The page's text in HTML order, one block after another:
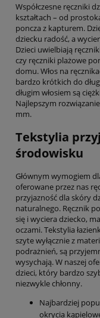
Współczesne ręczniki
kształtach – od
poncza z kapturem.
dziecku radość, a
Dzieci uwielbiają
czy ręczniki plażowe
domu. Włos na
bardzo krótkich do
długim włosiem są
Najlepszym
mm.
Tekstylia
środowisku
Głównym wymogiem
oferowane przez nas
przyjazność dla skóry
naturalnego. Ręcznik
się i wyciera dziecko,
oczami. Tekstylia
szyte wyłącznie z
podrażnień, są
wysychają. W naszej
dzieci, który bardzo
niezwykle chłonny.
Najbardziej
okrycia